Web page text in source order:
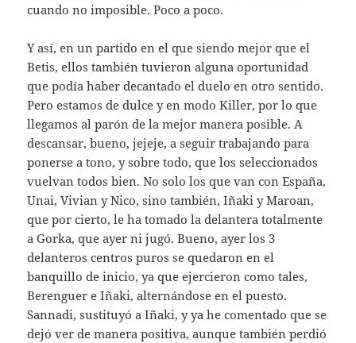
cuando no imposible. Poco a poco.
Y así, en un partido en el que siendo mejor que el
Betis, ellos también tuvieron alguna oportunidad
que podía haber decantado el duelo en otro sentido.
Pero estamos de dulce y en modo Killer, por lo que
llegamos al parón de la mejor manera posible. A
descansar, bueno, jejeje, a seguir trabajando para
ponerse a tono, y sobre todo, que los seleccionados
vuelvan todos bien. No solo los que van con España,
Unai, Vivian y Nico, sino también, Iñaki y Maroan,
que por cierto, le ha tomado la delantera totalmente
a Gorka, que ayer ni jugó. Bueno, ayer los 3
delanteros centros puros se quedaron en el
banquillo de inicio, ya que ejercieron como tales,
Berenguer e Iñaki, alternándose en el puesto.
Sannadi, sustituyó a Iñaki, y ya he comentado que se
dejó ver de manera positiva, aunque también perdió